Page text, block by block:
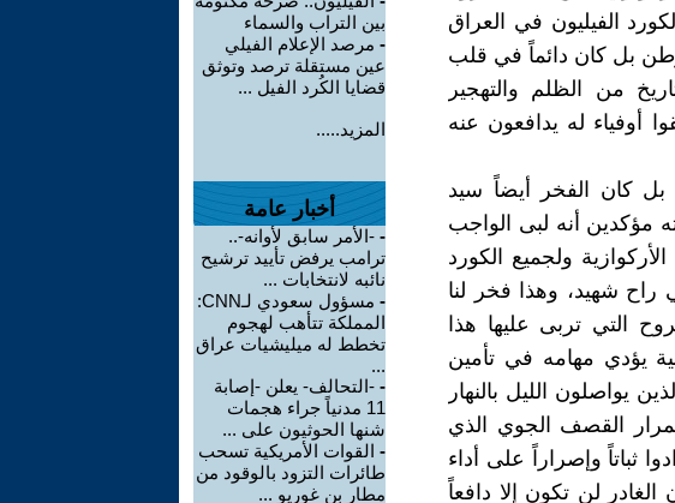
الفيليون في العراق
بل كان دائماً في قلب
من الظلم والتهجير
أوفياء له يدافعون عنه
كان الفخر أيضاً سيد
مؤكدين أنه لبى الواجب
ولجميع الكورد
راح شهيد، وهذا فخر لنا
التي تربى عليها هذا
يؤدي مهامه في تأمين
يواصلون الليل بالنهار
القصف الجوي الذي
ثباتاً وإصراراً على أداء
لن تكون إلا دافعاً
بين التراب والسماء
- مرصد الإعلام الفيلي
عين مستقلة ترصد وتوثق
قضايا الكُرد الفيل ...
المزيد.....
أخبار عامة
- -الأمر سابق لأوانه-..
ترامب يرفض تأييد ترشيح
نائبه لانتخابات ...
-
مسؤول سعودي لـCNN:
المملكة تتأهب لهجوم
تخطط له ميليشيات عراق
...
- -التحالف- يعلن -إصابة
11 مدنياً جراء هجمات
شنها الحوثيون على ...
- القوات الأمريكية تسحب
طائرات التزود بالوقود من
مطار بن غوريو ...